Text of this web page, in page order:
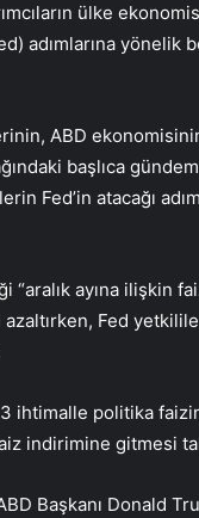
ülke
adımlarına yönelik
ABD
başlıca
Fed’in atacağı
“aralık ayına ilişkin
azaltırken, Fed
ihtimalle politika
indirimine gitmesi
Başkanı Donald